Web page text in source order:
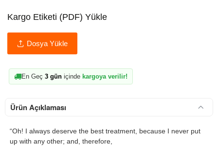
Kargo Etiketi (PDF) Yükle
Dosya Yükle
En Geç 3 gün içinde kargoya verilir!
Ürün Açıklaması
“Oh! I always deserve the best treatment, because I never put
up with any other; and, therefore,